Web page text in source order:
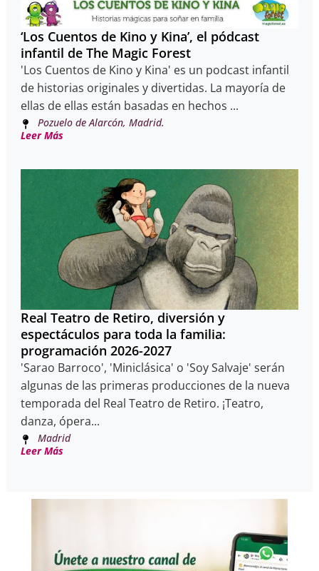
‘Los Cuentos de Kino y Kina’, el pódcast
infantil de The Magic Forest
'Los Cuentos de Kino y Kina' es un podcast infantil
de historias originales y divertidas. La mayoría de
ellas de ellas están basadas en hechos ...
Pozuelo de Alarcón, Madrid.
Leer Más
Real Teatro de Retiro, diversión y
espectáculos para toda la familia:
programación 2026-2027
'Sarao Barroco', 'Miniclásica' o 'Soy Salvaje' serán
algunas de las primeras producciones de la nueva
temporada del Real Teatro de Retiro. ¡Teatro,
danza, ópera...
Madrid
Leer Más